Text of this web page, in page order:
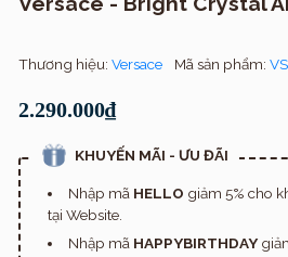
Thương hiệu: Versace Mã sản phẩm:
2.290.000₫
KHUYẾN MÃI - ƯU ĐÃI
Nhập mã HELLO giảm 5% cho
tại Website.
Nhập mã HAPPYBIRTHDAY